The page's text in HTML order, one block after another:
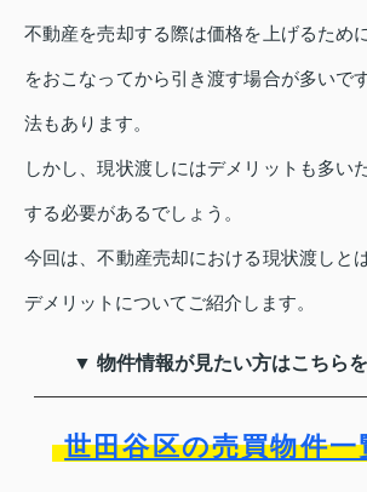
不動産を売却する際は価格を上げるため
をおこなってから引き渡す場合が多いで
法もあります。
しかし、現状渡しにはデメリットも多い
する必要があるでしょう。
今回は、不動産売却における現状渡しと
デメリットについてご紹介します。
▼ 物件情報が見たい方はこちら
世田谷区の売買物件